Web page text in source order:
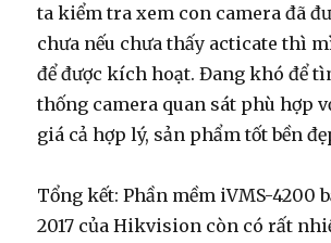
ta kiểm tra xem con camera đã
chưa nếu chưa thấy acticate thì
để được kích hoạt. Đang khó để
thống camera quan sát phù hợp
giá cả hợp lý, sản phẩm tốt bền
Tổng kết: Phần mềm iVMS-4200
2017 của Hikvision còn có rất